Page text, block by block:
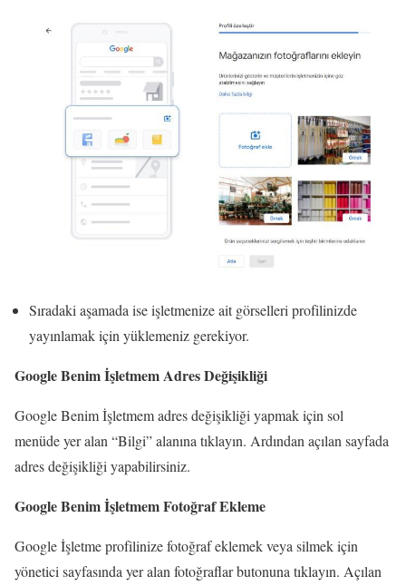
Sıradaki aşamada ise işletmenize ait görselleri profilinizde
yayınlamak için yüklemeniz gerekiyor.
Google Benim İşletmem Adres Değişikliği
Google Benim İşletmem adres değişikliği yapmak için sol
menüde yer alan “Bilgi” alanına tıklayın. Ardından açılan sayfada
adres değişikliği yapabilirsiniz.
Google Benim İşletmem Fotoğraf Ekleme
Google İşletme profilinize fotoğraf eklemek veya silmek için
yönetici sayfasında yer alan fotoğraflar butonuna tıklayın. Açılan